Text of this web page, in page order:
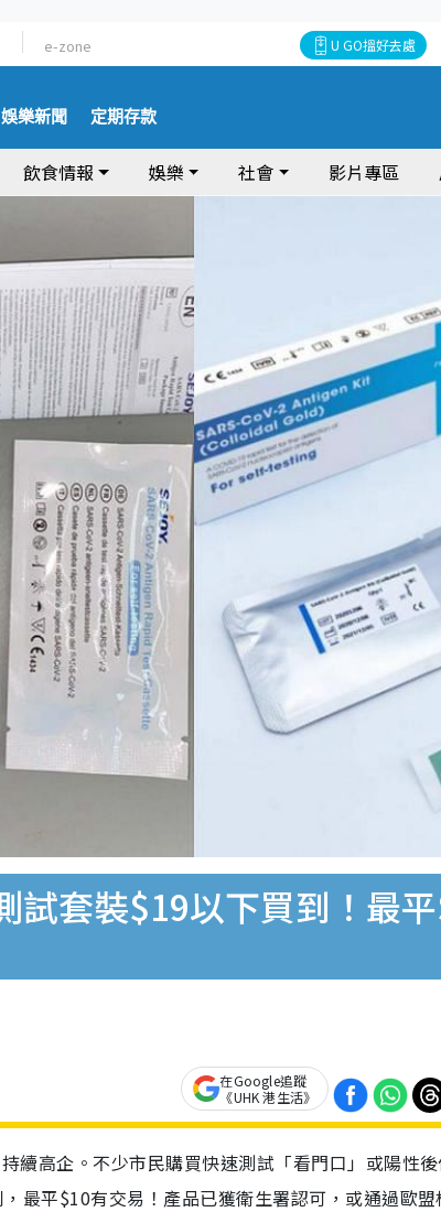
e-zone U GO搵好去處
娛樂新聞 定期存款
飲食情報 娛樂 社會 影片專區
試套裝$19以下買到！最
在Google追蹤
《UHK 港生活》
續高企。不少市民購買快速測試「看門口」或陽性
最平$10有交易！產品已獲衛生署認可，或通過歐盟